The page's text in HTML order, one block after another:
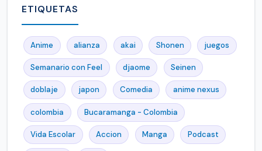
ETIQUETAS
Anime alianza akai Shonen juegos
Semanario con Feel djaome Seinen
doblaje japon Comedia anime nexus
colombia Bucaramanga - Colombia
Vida Escolar Accion Manga Podcast